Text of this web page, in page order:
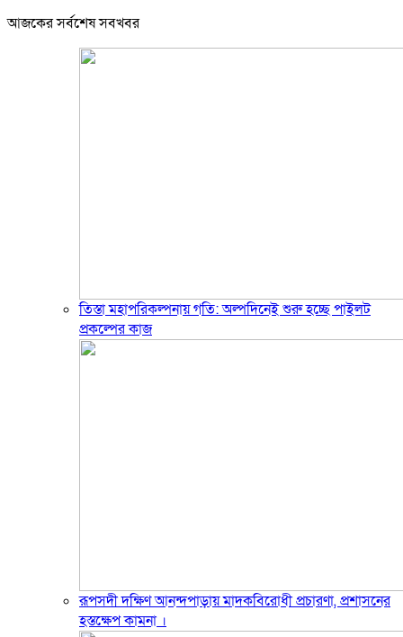
আজকের সর্বশেষ সবখবর
তিস্তা মহাপরিকল্পনায় গতি: অল্পদিনেই শুরু হচ্ছে পাইলট
প্রকল্পের কাজ
রূপসদী দক্ষিণ আনন্দপাড়ায় মাদকবিরোধী প্রচারণা, প্রশাসনের
হস্তক্ষেপ কামনা ‎।